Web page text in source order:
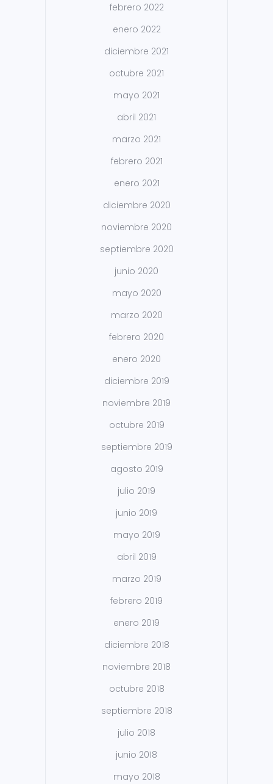
febrero 2022
enero 2022
diciembre 2021
octubre 2021
mayo 2021
abril 2021
marzo 2021
febrero 2021
enero 2021
diciembre 2020
noviembre 2020
septiembre 2020
junio 2020
mayo 2020
marzo 2020
febrero 2020
enero 2020
diciembre 2019
noviembre 2019
octubre 2019
septiembre 2019
agosto 2019
julio 2019
junio 2019
mayo 2019
abril 2019
marzo 2019
febrero 2019
enero 2019
diciembre 2018
noviembre 2018
octubre 2018
septiembre 2018
julio 2018
junio 2018
mayo 2018